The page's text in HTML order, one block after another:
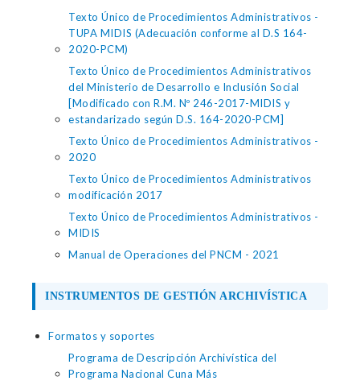
Texto Único de Procedimientos Administrativos -
TUPA MIDIS (Adecuación conforme al D.S 164-
2020-PCM)
Texto Único de Procedimientos Administrativos
del Ministerio de Desarrollo e Inclusión Social
[Modificado con R.M. Nº 246-2017-MIDIS y
estandarizado según D.S. 164-2020-PCM]
Texto Único de Procedimientos Administrativos -
2020
Texto Único de Procedimientos Administrativos
modificación 2017
Texto Único de Procedimientos Administrativos -
MIDIS
Manual de Operaciones del PNCM - 2021
INSTRUMENTOS DE GESTIÓN ARCHIVÍSTICA
Formatos y soportes
Programa de Descripción Archivística del
Programa Nacional Cuna Más